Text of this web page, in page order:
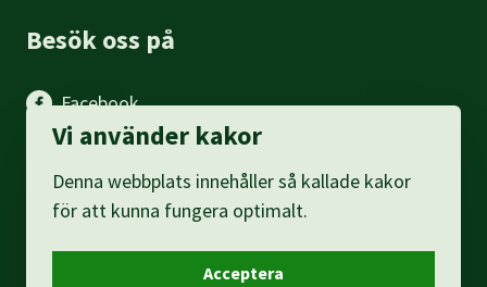
Besök oss på
Facebook
Instagram
LinkedIn
Vi använder kakor
Denna webbplats innehåller så kallade kakor
för att kunna fungera optimalt.
Acceptera